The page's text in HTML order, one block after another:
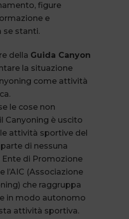
figure
e
se stanti.
della Guida Canyon
la situazione
come attività
le cose non
Canyoning è uscito
attività sportive del
di nessuna
Ente di Promozione
l’AIC (Associazione
che raggruppa
in modo autonomo
attività sportiva.